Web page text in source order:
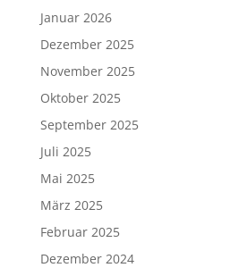
Januar 2026
Dezember 2025
November 2025
Oktober 2025
September 2025
Juli 2025
Mai 2025
März 2025
Februar 2025
Dezember 2024